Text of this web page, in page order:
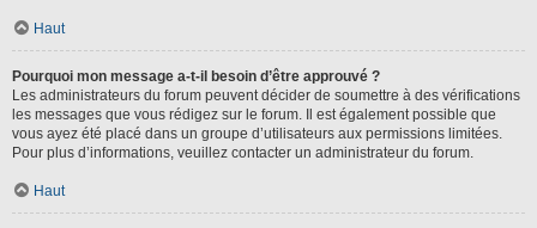
Haut
Pourquoi mon message a-t-il besoin d’être approuvé ?
Les administrateurs du forum peuvent décider de soumettre à des vérifications
les messages que vous rédigez sur le forum. Il est également possible que
vous ayez été placé dans un groupe d’utilisateurs aux permissions limitées.
Pour plus d’informations, veuillez contacter un administrateur du forum.
Haut